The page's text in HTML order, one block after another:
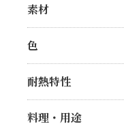
素材
色
耐熱特性
料理・用途